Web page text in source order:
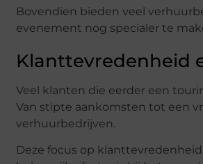
Bovendien bieden veel
evenement nog specialer te
Klanttevredenheid
Veel klanten die eerder een
Van stipte aankomsten tot een
verhuurbedrijven.
Deze focus op